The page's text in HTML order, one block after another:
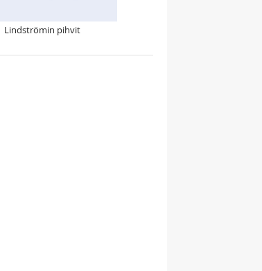
Lindströmin pihvit